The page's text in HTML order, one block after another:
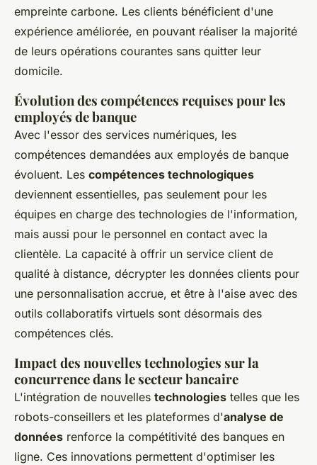
empreinte carbone. Les clients bénéficient d'une
expérience améliorée, en pouvant réaliser la majorité
de leurs opérations courantes sans quitter leur
domicile.
Évolution des compétences requises pour les
employés de banque
Avec l'essor des services numériques, les
compétences demandées aux employés de banque
évoluent. Les compétences technologiques
deviennent essentielles, pas seulement pour les
équipes en charge des technologies de l'information,
mais aussi pour le personnel en contact avec la
clientèle. La capacité à offrir un service client de
qualité à distance, décrypter les données clients pour
une personnalisation accrue, et être à l'aise avec des
outils collaboratifs virtuels sont désormais des
compétences clés.
Impact des nouvelles technologies sur la
concurrence dans le secteur bancaire
L'intégration de nouvelles technologies telles que les
robots-conseillers et les plateformes d'analyse de
données renforce la compétitivité des banques en
ligne. Ces innovations permettent d'optimiser les